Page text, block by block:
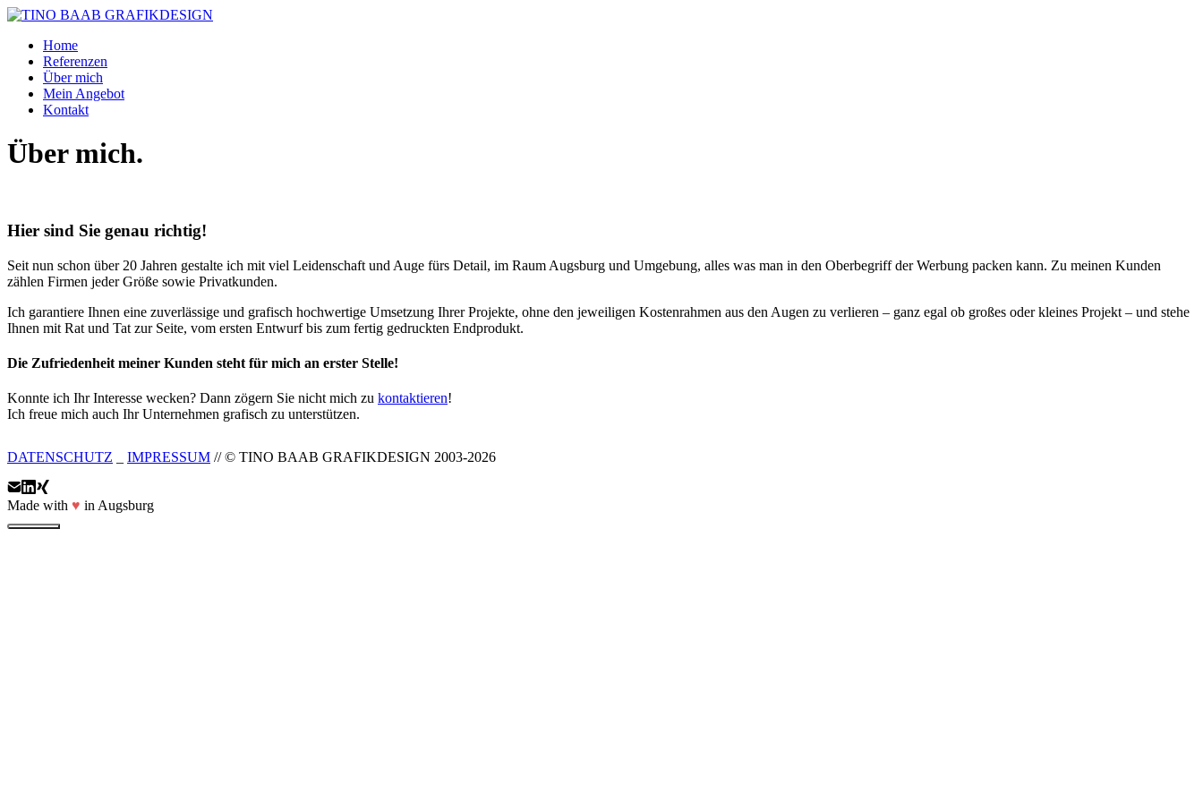
Home
Referenzen
Über mich
Mein Angebot
Kontakt
Über mich.
Hier sind Sie genau richtig!
Seit nun schon über 20 Jahren gestalte ich mit viel Leidenschaft und Auge fürs Detail, im Raum Augsburg und Umgebung, alles was man in den Oberbegriff der Werbung packen kann. Zu meinen Kunden
zählen Firmen jeder Größe sowie Privatkunden.
Ich garantiere Ihnen eine zuverlässige und grafisch hochwertige Umsetzung Ihrer Projekte, ohne den jeweiligen Kostenrahmen aus den Augen zu verlieren – ganz egal ob großes oder kleines Projekt – und stehe
Ihnen mit Rat und Tat zur Seite, vom ersten Entwurf bis zum fertig gedruckten Endprodukt.
Die Zufriedenheit meiner Kunden steht für mich an erster Stelle!
Konnte ich Ihr Interesse wecken? Dann zögern Sie nicht mich zu kontaktieren!
Ich freue mich auch Ihr Unternehmen grafisch zu unterstützen.
DATENSCHUTZ IMPRESSUM // © TINO BAAB GRAFIKDESIGN 2003-2026
Made with ♥ in Augsburg